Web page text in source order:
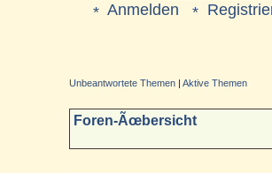
Anmelden
Unbeantwortete Themen |Aktive Themen
Foren-Ãœbersicht